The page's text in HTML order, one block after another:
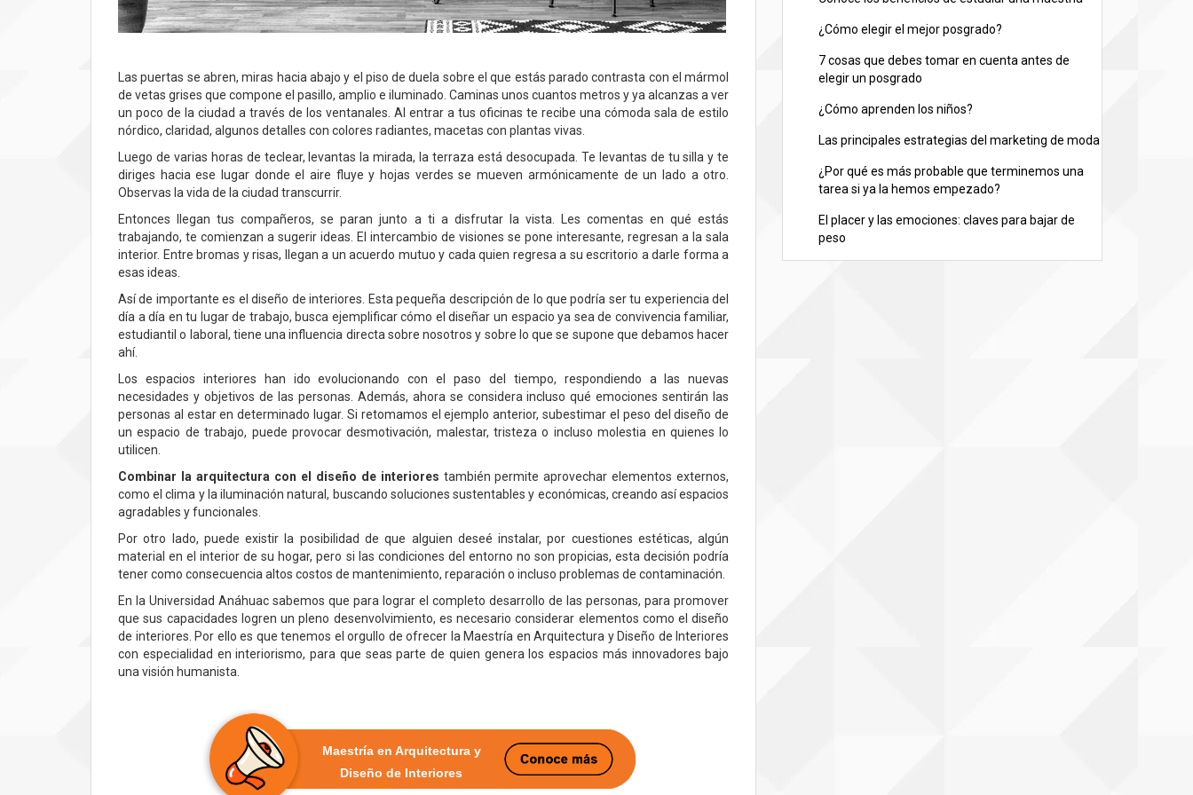
Las puertas se abren, miras hacia abajo y el piso de duela sobre el que estás parado contrasta con el mármol
de vetas grises que compone el pasillo, amplio e iluminado. Caminas unos cuantos metros y ya alcanzas a ver
un poco de la ciudad a través de los ventanales. Al entrar a tus oficinas te recibe una cómoda sala de estilo
nórdico, claridad, algunos detalles con colores radiantes, macetas con plantas vivas.
Luego de varias horas de teclear, levantas la mirada, la terraza está desocupada. Te levantas de tu silla y te
diriges hacia ese lugar donde el aire fluye y hojas verdes se mueven armónicamente de un lado a otro.
Observas la vida de la ciudad transcurrir.
Entonces llegan tus compañeros, se paran junto a ti a disfrutar la vista. Les comentas en qué estás
trabajando, te comienzan a sugerir ideas. El intercambio de visiones se pone interesante, regresan a la sala
interior. Entre bromas y risas, llegan a un acuerdo mutuo y cada quien regresa a su escritorio a darle forma a
esas ideas.
Así de importante es el diseño de interiores. Esta pequeña descripción de lo que podría ser tu experiencia del
día a día en tu lugar de trabajo, busca ejemplificar cómo el diseñar un espacio ya sea de convivencia familiar,
estudiantil o laboral, tiene una influencia directa sobre nosotros y sobre lo que se supone que debamos hacer
ahí.
Los espacios interiores han ido evolucionando con el paso del tiempo, respondiendo a las nuevas
necesidades y objetivos de las personas. Además, ahora se considera incluso qué emociones sentirán las
personas al estar en determinado lugar. Si retomamos el ejemplo anterior, subestimar el peso del diseño de
un espacio de trabajo, puede provocar desmotivación, malestar, tristeza o incluso molestia en quienes lo
utilicen.
Combinar la arquitectura con el diseño de interiores también permite aprovechar elementos externos,
como el clima y la iluminación natural, buscando soluciones sustentables y económicas, creando así espacios
agradables y funcionales.
Por otro lado, puede existir la posibilidad de que alguien deseé instalar, por cuestiones estéticas, algún
material en el interior de su hogar, pero si las condiciones del entorno no son propicias, esta decisión podría
tener como consecuencia altos costos de mantenimiento, reparación o incluso problemas de contaminación.
En la Universidad Anáhuac sabemos que para lograr el completo desarrollo de las personas, para promover
que sus capacidades logren un pleno desenvolvimiento, es necesario considerar elementos como el diseño
de interiores. Por ello es que tenemos el orgullo de ofrecer la Maestría en Arquitectura y Diseño de Interiores
con especialidad en interiorismo, para que seas parte de quien genera los espacios más innovadores bajo
una visión humanista.
Maestría en Arquitectura y
Diseño de Interiores
¿Cómo elegir el mejor posgrado?
7 cosas que debes tomar en cuenta antes de
elegir un posgrado
¿Cómo aprenden los niños?
Las principales estrategias del marketing de moda
¿Por qué es más probable que terminemos una
tarea si ya la hemos empezado?
El placer y las emociones: claves para bajar de
peso